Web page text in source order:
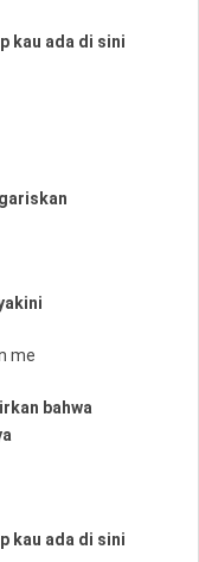
kau ada di sini
me
bahwa
kau ada di sini